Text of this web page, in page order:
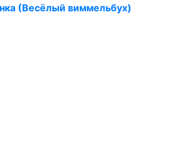
(Весёлый виммельбух)